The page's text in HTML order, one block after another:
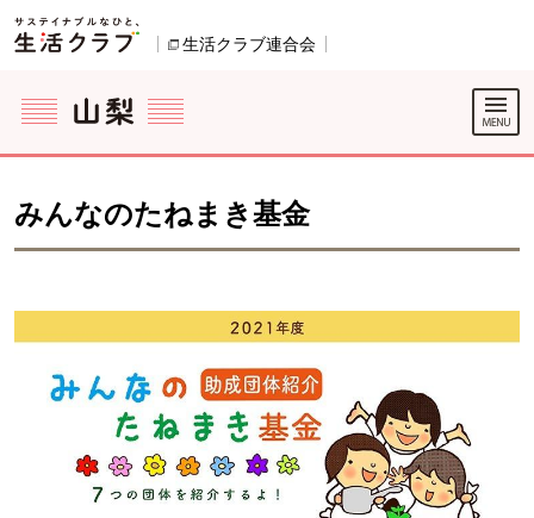
ページの先頭です。
生活クラブ連合会
みんなのたねまき基金